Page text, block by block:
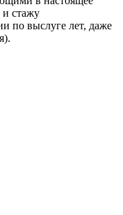
и стажу
по выслуге лет, даже